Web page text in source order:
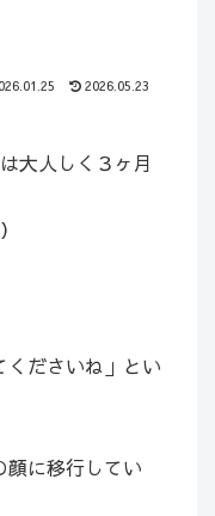
2026.05.23
大人しく３ヶ月
ださいね」とい
顔に移行してい